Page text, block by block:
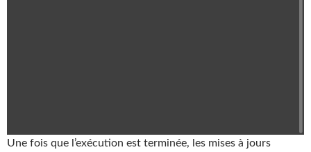
Une fois que l’exécution est terminée, les mises à jours